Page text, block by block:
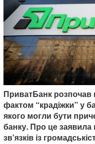
ПриватБанк розпочав
фактом “крадіжки” у
якого могли бути
банку. Про це заявила
зв’язків із